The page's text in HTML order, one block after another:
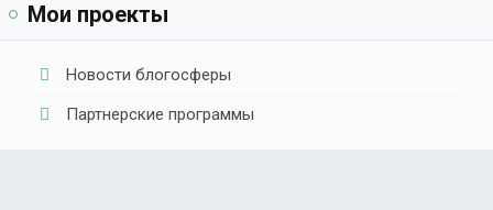
Мои проекты
Новости блогосферы
Партнерские программы